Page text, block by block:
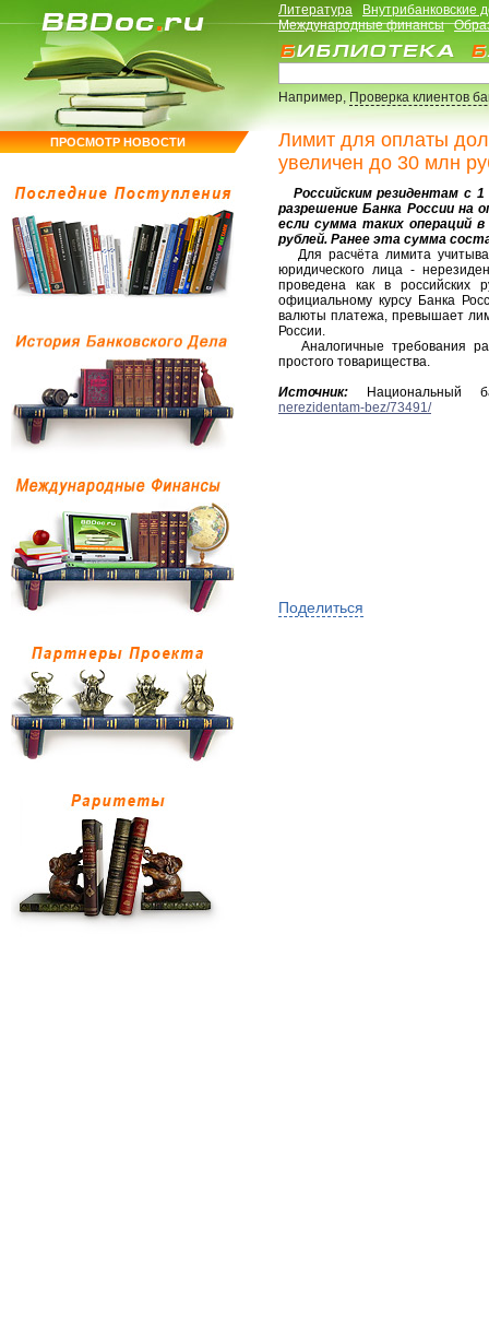
ПРОСМОТР НОВОСТИ
Литература
Внутрибанковские
Международные финансы
Например,Проверка клиентов
Лимит для оплаты
увеличен до 30 млн
Российским резидентам с 1
разрешение Банка России на
если сумма таких операций
рублей. Ранее эта сумма
Для расчёта лимита
юридического лица -
проведена как в российских
официальному курсу Банка
валюты платежа, превышает
России.
Аналогичные требования
простого товарищества.
Источник: Национальный
nerezidentam-bez/73491/
Поделиться